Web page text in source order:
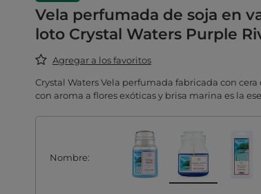
Vela perfumada de soja en
loto Crystal Waters Purple
Agregar a los favoritos
Crystal Waters Vela perfumada fabricada con cera
con aroma a flores exóticas y brisa marina es la
Nombre